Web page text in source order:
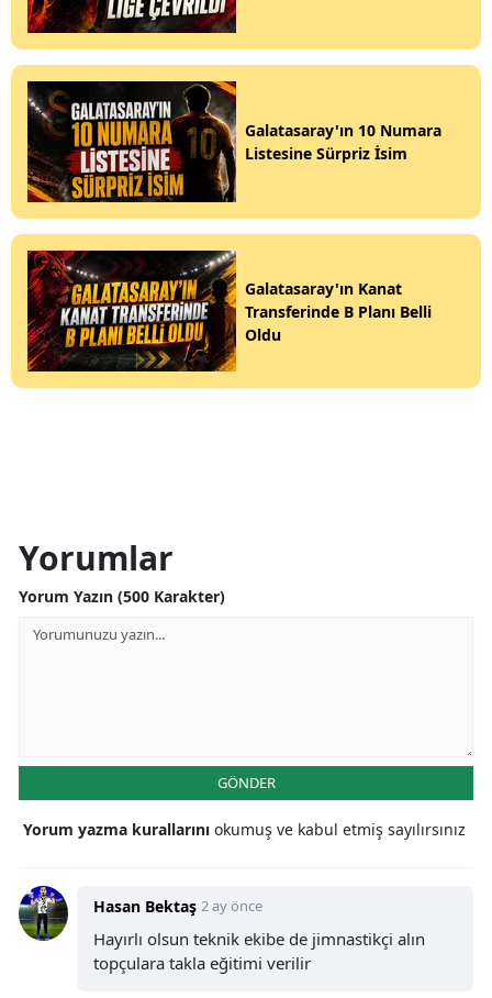
Galatasaray'ın 10 Numara
Listesine Sürpriz İsim
Galatasaray'ın Kanat
Transferinde B Planı Belli
Oldu
Yorumlar
Yorum Yazın (500 Karakter)
GÖNDER
Yorum yazma kurallarını okumuş ve kabul etmiş sayılırsınız
Hasan Bektaş 2 ay önce
Hayırlı olsun teknik ekibe de jimnastikçi alın
topçulara takla eğitimi verilir